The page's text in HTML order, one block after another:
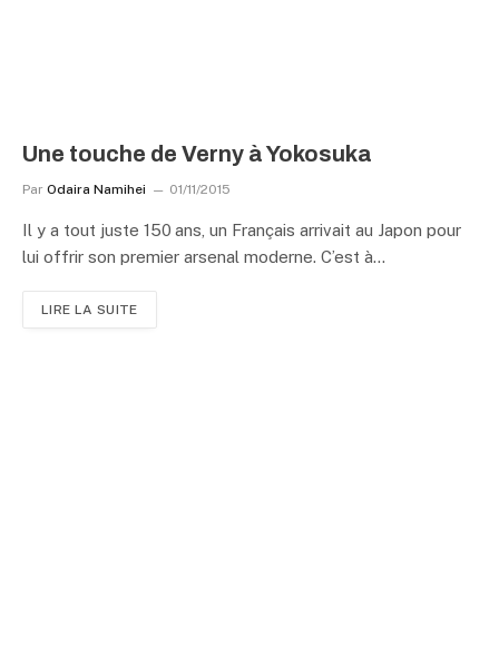
Une touche de Verny à Yokosuka
Par Odaira Namihei 01/11/2015
Il y a tout juste 150 ans, un Français arrivait au Japon pour
lui offrir son premier arsenal moderne. C’est à…
LIRE LA SUITE